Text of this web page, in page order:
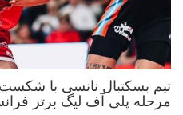
تیم بسکتبال نانسی با
مرحله پلی آف لیگ برتر